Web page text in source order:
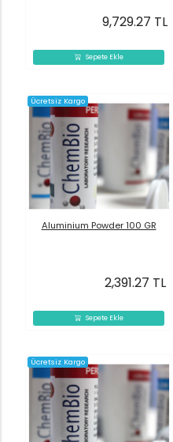
Sepete Ekle
9,729.27 TL
Ücretsiz Kargo
Sepete Ekle
Aluminium Powder 100 GR
2,391.27 TL
Ücretsiz Kargo